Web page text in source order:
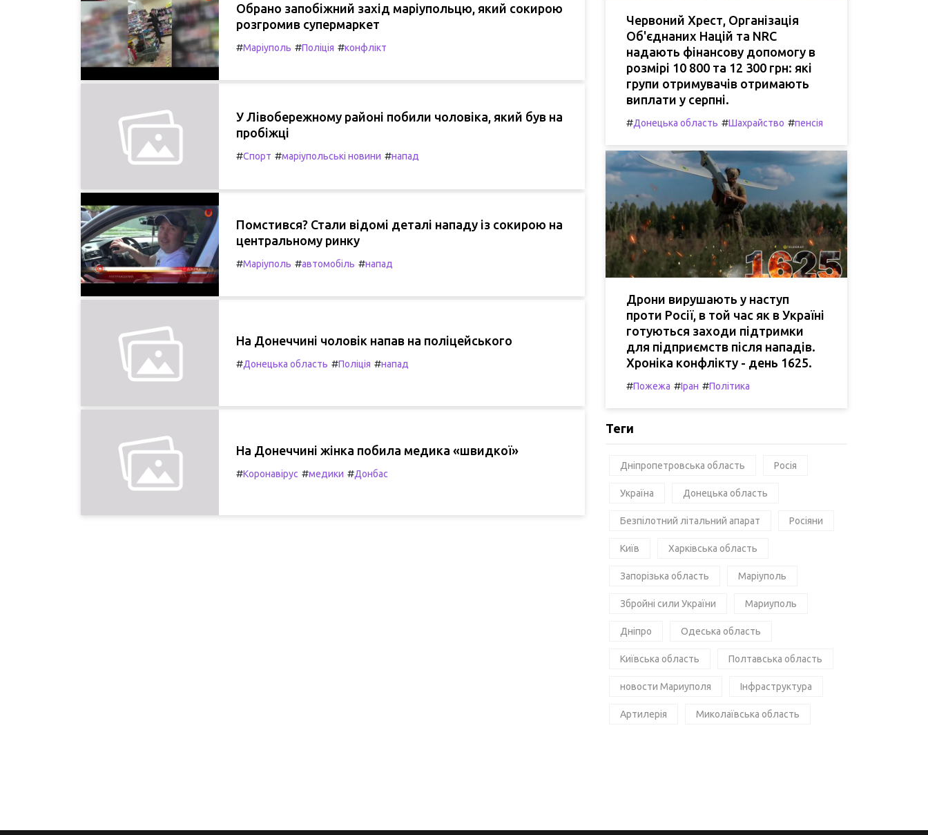
Обрано запобіжний захід маріупольцю, який сокирою
розгромив супермаркет
#Маріуполь #Поліція #конфлікт
У Лівобережному районі побили чоловіка, який був на
пробіжці
#Спорт #маріупольські новини #напад
Помстився? Стали відомі деталі нападу із сокирою на
центральному ринку
#Маріуполь #автомобіль #напад
На Донеччині чоловік напав на поліцейського
#Донецька область #Поліція #напад
На Донеччині жінка побила медика «швидкої»
#Коронавірус #медики #Донбас
Червоний Хрест, Організація
Об'єднаних Націй та NRC
надають фінансову допомогу в
розмірі 10 800 та 12 300 грн: які
групи отримувачів отримають
виплати у серпні.
#Донецька область #Шахрайство #пенсія
Дрони вирушають у наступ
проти Росії, в той час як в Україні
готуються заходи підтримки
для підприємств після нападів.
Хроніка конфлікту - день 1625.
#Пожежа #Іран #Політика
Теги
Дніпропетровська область Росія
Україна Донецька область
Безпілотний літальний апарат Росіяни
Київ Харківська область
Запорізька область Маріуполь
Збройні сили України Мариуполь
Дніпро Одеська область
Київська область Полтавська область
новости Мариуполя Інфраструктура
Артилерія Миколаївська область